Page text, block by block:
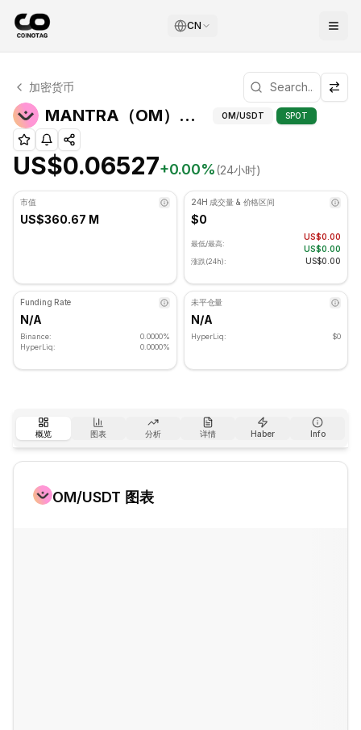
CN
MANTRA 技术分析
MANTRA 目前交易价格为 US$0.06527. RSI 指标为
加密货币
MANTRA（OM）价格 技术分析和支撑/阻
OM/USDT SPOT
US$0.06527+0.00%(24小时)
市值
US$360.67 M
24H 成交量 & 价格区间
$0
最低/最高:
US$0.00
US$0.00
涨跌(24h): US$0.00
Funding Rate
N/A
Binance:
0.0000%
HyperLiq:
0.0000%
未平仓量
N/A
HyperLiq: $0
概览 图表 分析 详情 Haber Info
OM/USDT 图表